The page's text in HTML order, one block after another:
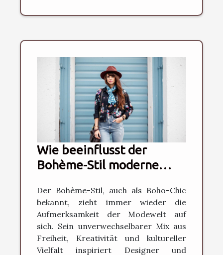
Wie beeinflusst der
Bohème-Stil moderne
Der Bohème-Stil, auch als Boho-Chic
bekannt, zieht immer wieder die
Aufmerksamkeit der Modewelt auf
sich. Sein unverwechselbarer Mix aus
Freiheit, Kreativität und kultureller
Vielfalt inspiriert Designer und